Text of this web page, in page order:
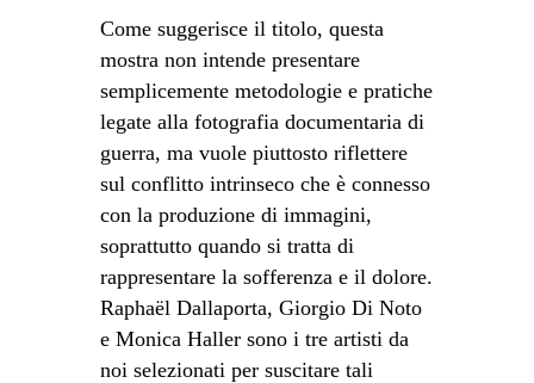
Come suggerisce il titolo, questa
mostra non intende presentare
semplicemente metodologie e pratiche
legate alla fotografia documentaria di
guerra, ma vuole piuttosto riflettere
sul conflitto intrinseco che è connesso
con la produzione di immagini,
soprattutto quando si tratta di
rappresentare la sofferenza e il dolore.
Raphaël Dallaporta, Giorgio Di Noto
e Monica Haller sono i tre artisti da
noi selezionati per suscitare tali